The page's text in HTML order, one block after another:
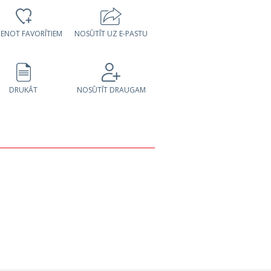
FAVORĪTIEM NOSŪTĪT UZ E-PASTU
DRUKĀT NOSŪTĪT DRAUGAM